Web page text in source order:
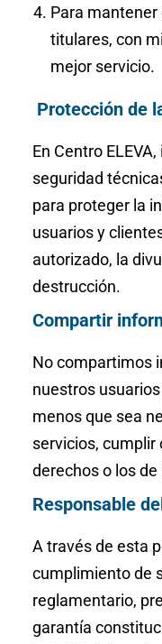
Para
titulares, con
mejor servicio.
Protección de
En Centro
seguridad
para proteger la
usuarios y
autorizado, la
destrucción.
Compartir
No compartimos
nuestros
menos que sea
servicios, cumplir
derechos o los
Responsable
A través de esta
cumplimiento de
reglamentario,
garantía